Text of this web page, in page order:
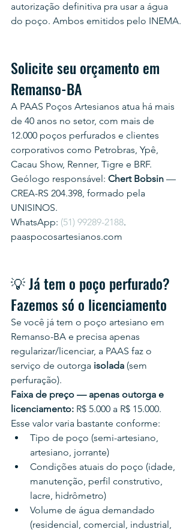
autorização definitiva pra usar a água
do poço. Ambos emitidos pelo INEMA.
Solicite seu orçamento em
Remanso-BA
A PAAS Poços Artesianos atua há mais
de 40 anos no setor, com mais de
12.000 poços perfurados e clientes
corporativos como Petrobras, Ypê,
Cacau Show, Renner, Tigre e BRF.
Geólogo responsável: Chert Bobsin —
CREA-RS 204.398, formado pela
UNISINOS.
WhatsApp: (51) 99289-2188.
paaspocosartesianos.com
💡 Já tem o poço perfurado?
Fazemos só o licenciamento
Se você já tem o poço artesiano em
Remanso-BA e precisa apenas
regularizar/licenciar, a PAAS faz o
serviço de outorga isolada (sem
perfuração).
Faixa de preço — apenas outorga e
licenciamento: R$ 5.000 a R$ 15.000.
Esse valor varia bastante conforme:
Tipo de poço (semi-artesiano,
artesiano, jorrante)
Condições atuais do poço (idade,
manutenção, perfil construtivo,
lacre, hidrômetro)
Volume de água demandado
(residencial, comercial, industrial,